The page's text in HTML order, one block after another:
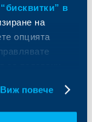
в
на
опцията
Виж повече
банкиране
услуги